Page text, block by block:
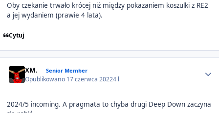
Oby czekanie trwało krócej niż między pokazaniem koszulki z RE2
a jej wydaniem (prawie 4 lata).
Cytuj
XM. Senior Member
Opublikowano 17 czerwca 20224 l
2024/5 incoming. A pragmata to chyba drugi Deep Down zaczyna